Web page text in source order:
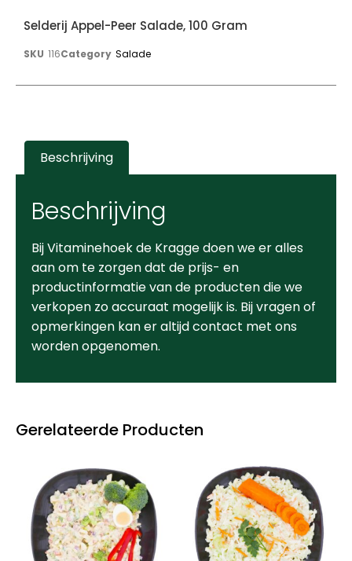
Gerelateerde Producten
Selderij Appel-Peer Salade, 100 Gram
SKU 116Category Salade
Beschrijving
Beschrijving
Bij Vitaminehoek de Kragge doen we er alles
aan om te zorgen dat de prijs- en
productinformatie van de producten die we
verkopen zo accuraat mogelijk is. Bij vragen of
opmerkingen kan er altijd contact met ons
worden opgenomen.